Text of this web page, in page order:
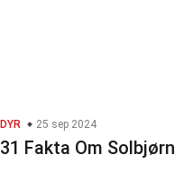
DYR 25 sep 2024
31 Fakta Om Solbjørn